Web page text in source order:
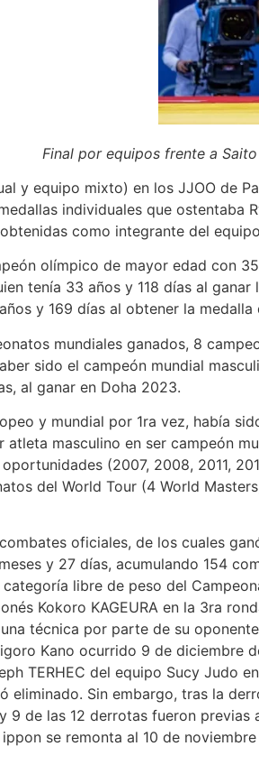
Final por equipos frente a Saito
mixto) en los JJOO de
individuales que
como integrante del
olímpico de mayor edad con 35
tenía 33 años y 118 días al
y 169 días al obtener la
mundiales ganados, 8
sido el campeón mundial
al ganar en Doha 2023.
y mundial por 1ra vez, había
masculino en ser campeón
(2007, 2008, 2011,
del World Tour (4 World
oficiales, de los cuales
y 27 días, acumulando 154
libre de peso del
Kokoro KAGEURA en la 3ra
técnica por parte de su
Kano ocurrido 9 de diciembre
TERHEC del equipo Sucy Judo
eliminado. Sin embargo, tras la
de las 12 derrotas fueron
se remonta al 10 de